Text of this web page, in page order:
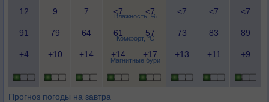
Влажность, %
Комфорт, °C
Магнитные бури
12 9 7 <7 <7 <7 <7 <7
91 79 64 61 57 73 83 89
+4 +10 +14 +14 +17 +13 +11 +9
Прогноз погоды на завтра